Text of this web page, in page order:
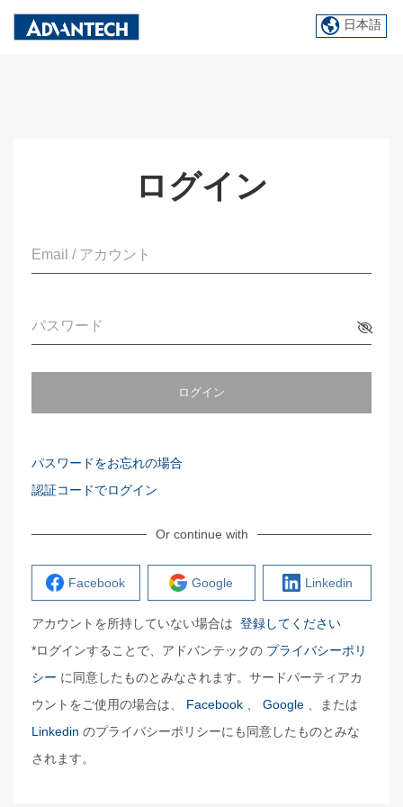
日本語
ログイン
Email / アカウント
パスワード
ログイン
パスワードをお忘れの場合
認証コードでログイン
Or continue with
Facebook Google Linkedin
アカウントを所持していない場合は 登録してください
*ログインすることで、アドバンテックの プライバシーポリ
シー に同意したものとみなされます。サードパーティアカ
ウントをご使用の場合は、 Facebook Google 、または
Linkedin のプライバシーポリシーにも同意したものとみな
されます。